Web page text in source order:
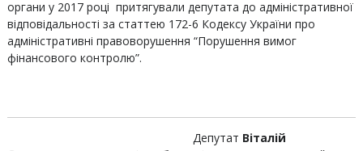
органи у 2017 році притягували депутата до адміністративної
відповідальності за статтею 172-6 Кодексу України про
адміністративні правоворушення “Порушення вимог
фінансового контролю”.
Депутат Віталій